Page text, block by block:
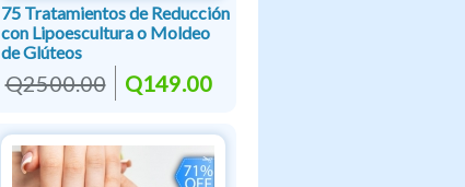
75 Tratamientos de Reducción
con Lipoescultura o Moldeo
de Glúteos
Q2500.00 Q149.00